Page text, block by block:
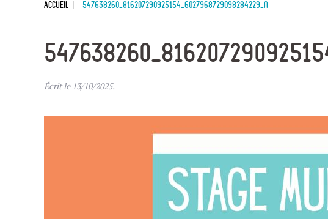
Accueil 547638260_816207290925154_6027968729098284229_n
Écrit le 13/10/2025.